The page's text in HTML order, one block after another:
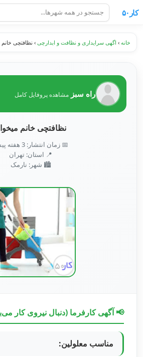
کار۵۰
خانه › اگهی سرایداری و نظافت و ابدارچی › نظافتچی
راه سبز مشاهده پروفایل کامل
نظافتچی خانم
📅 زمان انتشار: 3 هفته پیش
📍 استان: تهران
🏙️ شهر: نارمک
📢 آگهی کارفرما (دنبال نیروی کار
مناسب معلولین: